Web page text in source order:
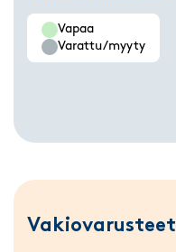
Vapaa
Varattu/myyty
Vakiovarusteet